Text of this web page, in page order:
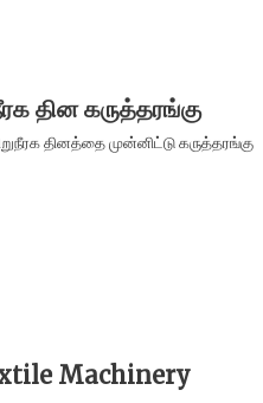
தின கருத்தரங்கு
தினத்தை முன்னிட்டு கருத்தரங்கு
Machinery